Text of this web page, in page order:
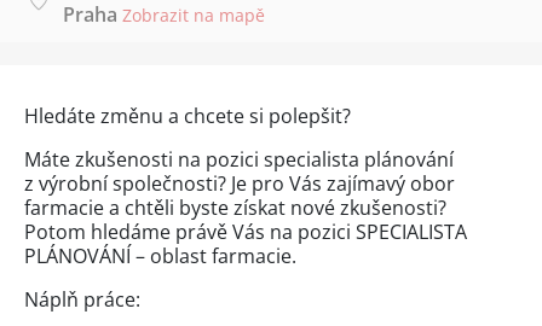
Praha Zobrazit na mapě
Hledáte změnu a chcete si polepšit?
Máte zkušenosti na pozici specialista plánování
z výrobní společnosti? Je pro Vás zajímavý obor
farmacie a chtěli byste získat nové zkušenosti?
Potom hledáme právě Vás na pozici SPECIALISTA
PLÁNOVÁNÍ – oblast farmacie.
Náplň práce: